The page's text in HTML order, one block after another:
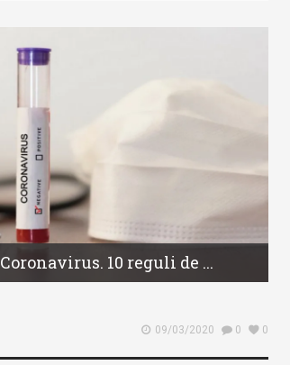
Coronavirus. 10 reguli de ...
09/03/2020 0 0